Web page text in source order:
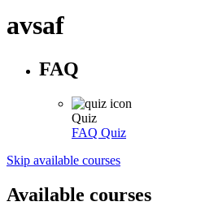
avsaf
FAQ
Quiz
FAQ Quiz
Skip available courses
Available courses